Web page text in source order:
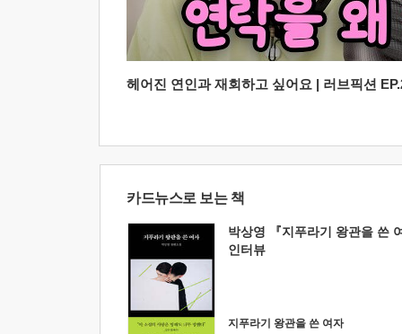
헤어진 연인과 재회하고 싶어요 | 러브픽션
카드뉴스로 보는 책
박상영 『지푸라기 왕관을 쓴
인터뷰
지푸라기 왕관을 쓴 여자